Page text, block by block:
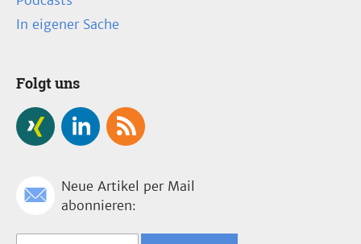
In eigener Sache
Folgt uns
Neue Artikel per Mail
abonnieren: